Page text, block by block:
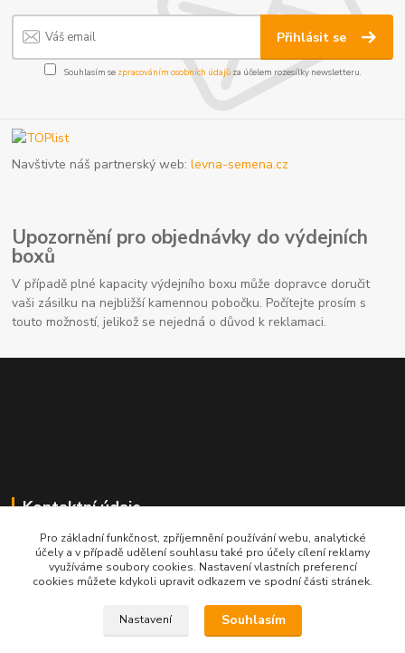
Přihlásit se
Souhlasím se zpracováním osobních údajůza účelem rozesílky newsletteru.
Navštivte náš partnerský web:levna-semena.cz
Upozornění pro objednávky do výdejních
boxů
V případě plné kapacity výdejního boxu může dopravce doručit
vaši zásilku na nejbližší kamennou pobočku. Počítejte prosím s
touto možností, jelikož se nejedná o důvod k reklamaci.
Kontaktní údaje
704691325
info@rostliny-prozdravi.cz
Pro základní funkčnost, zpříjemnění používání webu, analytické
účely a v případě udělení souhlasu také pro účely cílení reklamy
využíváme soubory cookies. Nastavení vlastních preferencí
cookies můžete kdykoli upravit odkazem ve spodní části stránek.
Nastavení Souhlasím